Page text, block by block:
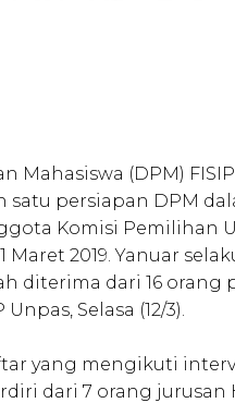
Mahasiswa (DPM)
satu persiapan DPM
Komisi Pemilihan
2019. Yanuar
diterima dari 16 orang
Selasa (12/3).
yang mengikuti
dari 7 orang jurusan